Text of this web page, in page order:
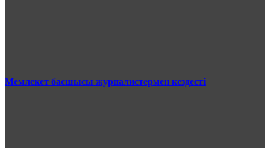
Мемлекет басшысы журналистермен кездесті